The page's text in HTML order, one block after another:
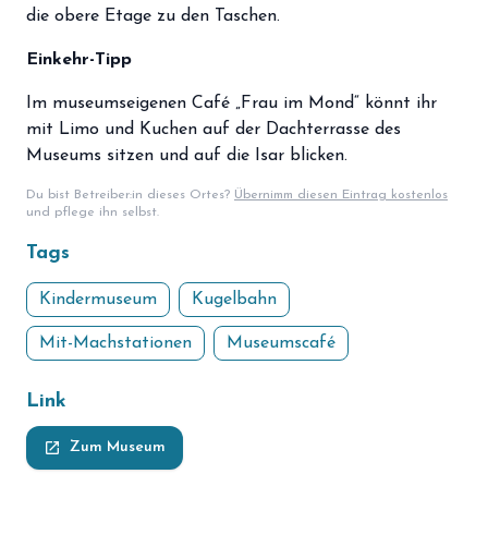
die obere Etage zu den Taschen.
Einkehr-Tipp
Im museumseigenen Café „Frau im Mond“ könnt ihr
mit Limo und Kuchen auf der Dachterrasse des
Museums sitzen und auf die Isar blicken.
Du bist Betreiber:in dieses Ortes? Übernimm diesen Eintrag kostenlos
und pflege ihn selbst.
Tags
Kindermuseum Kugelbahn
Mit-Machstationen Museumscafé
Link
launch Zum Museum